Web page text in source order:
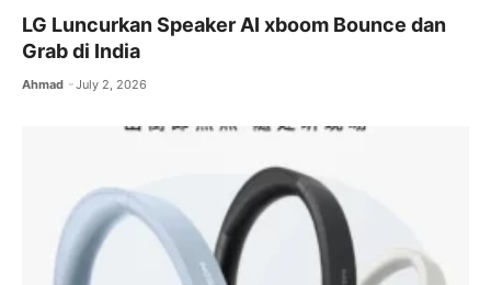
LG Luncurkan Speaker AI xboom Bounce dan
Grab di India
Ahmad July 2, 2026